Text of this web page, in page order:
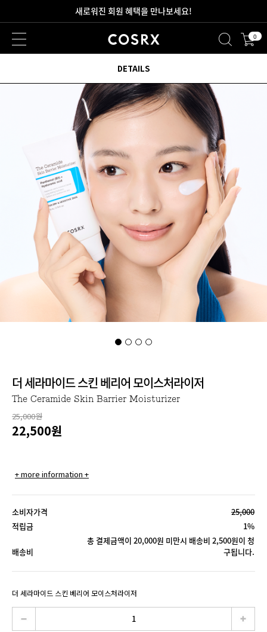
새로워진 회원 혜택을 만나보세요!
2만원 이상 무료 배송 0
더 세라마이드 스킨 베리어 모이스처라이저
The Ceramide Skin Barrier Moisturizer
25,000원
22,500원
+ more information +
소비자가격
25,000
적립금
1%
배송비
총 결제금액이 20,000원 미만시 배송비 2,500원이 청
구됩니다.
더 세라마이드 스킨 베리어 모이스처라이저
DETAILS